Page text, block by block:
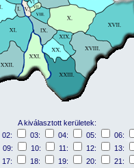
A kiválasztott kerületek:
02: 03: 04: 05:
06:
09: 10: 11: 12: 13:
17: 18: 19: 20: 21: